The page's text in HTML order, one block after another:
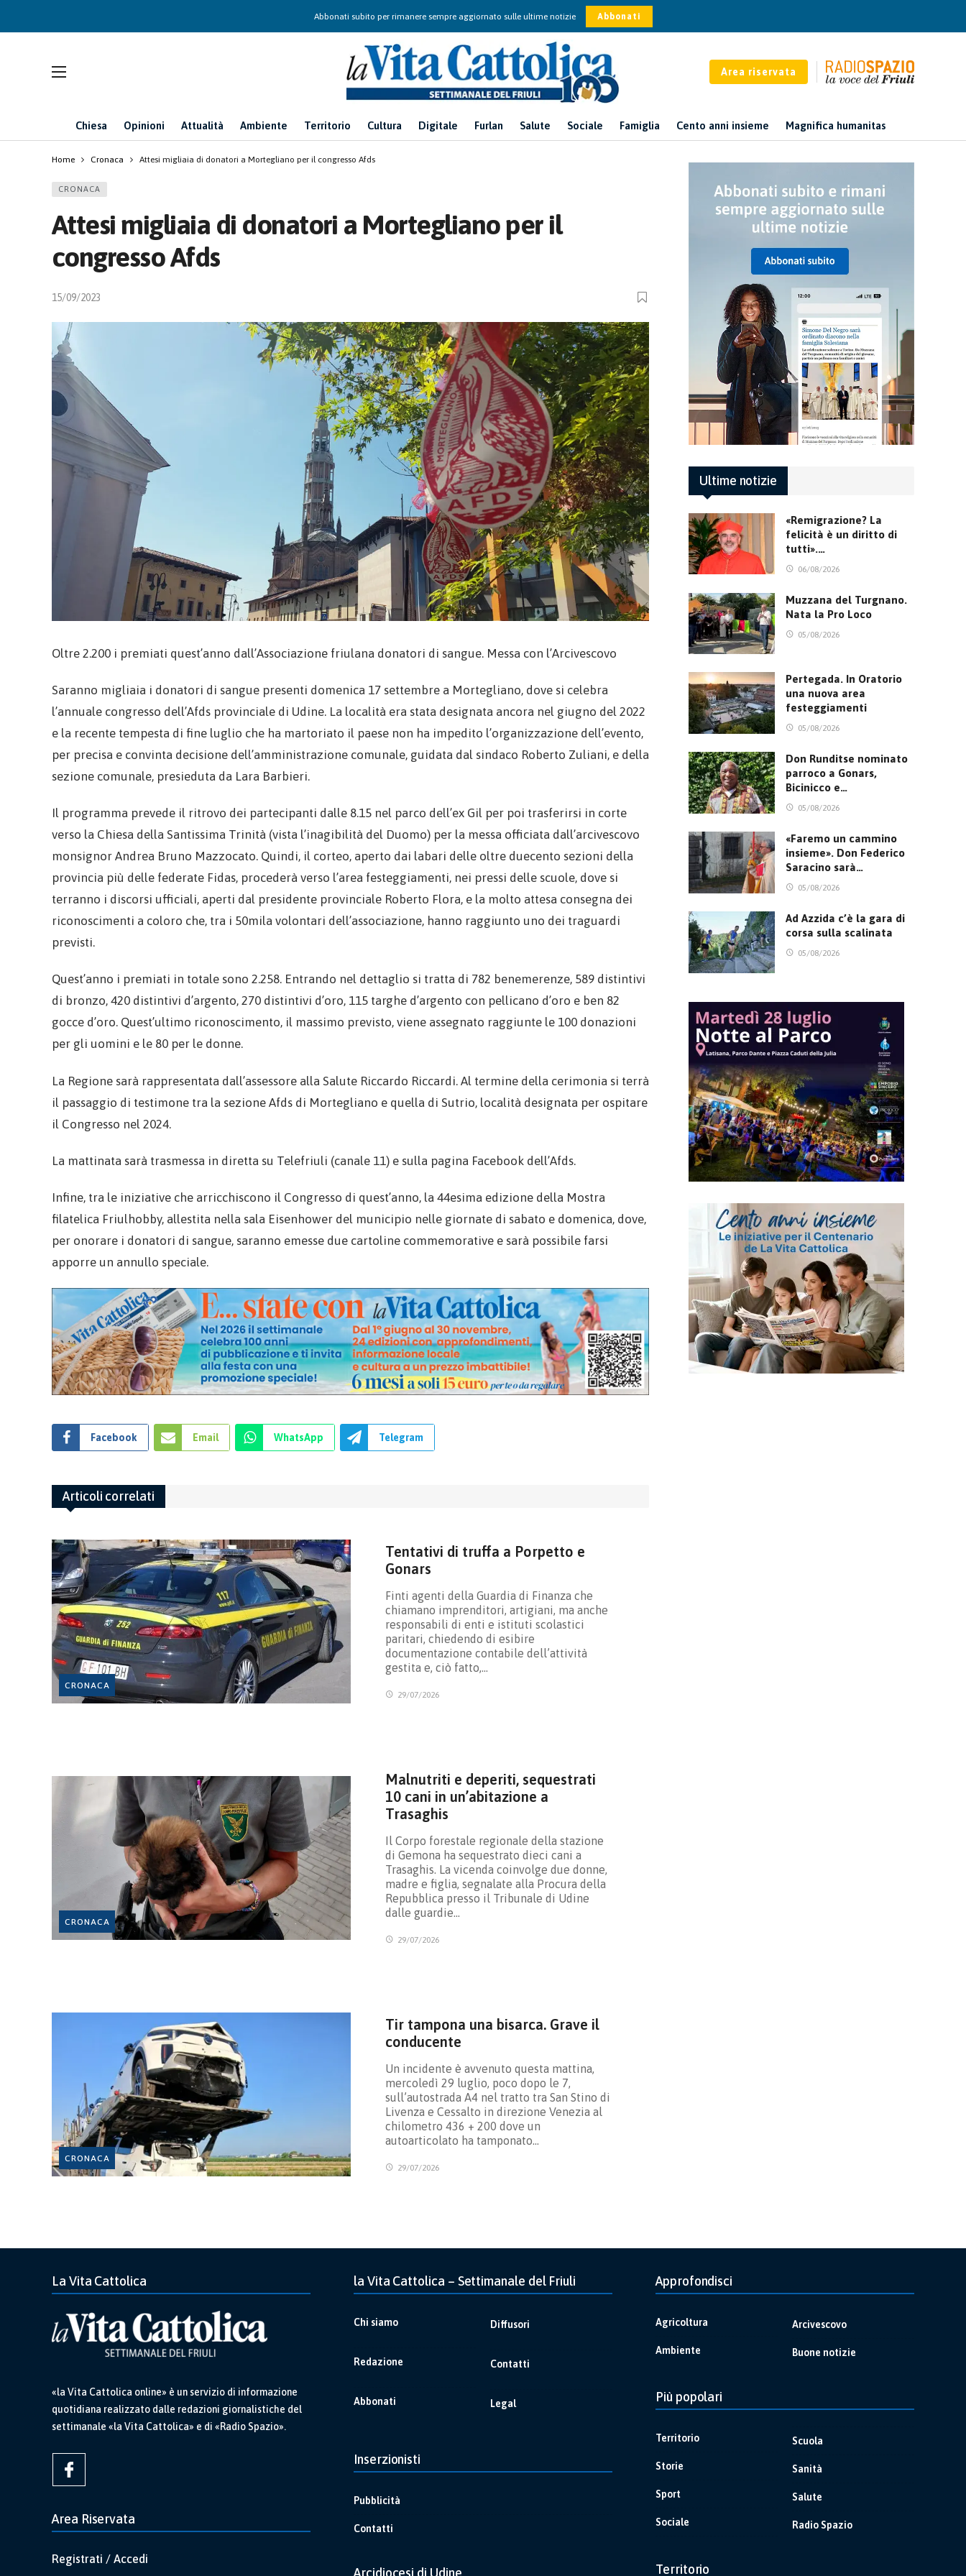
Abbonati subito per rimanere sempre aggiornato sulle ultime notizie Abbonati
Area riservata
Chiesa Opinioni Attualità Ambiente Territorio Cultura Digitale Furlan Salute Sociale Famiglia Cento anni insieme Magnifica humanitas
Home Cronaca Attesi migliaia di donatori a Mortegliano per il congresso Afds
CRONACA
Attesi migliaia di donatori a Mortegliano per il
congresso Afds
15/09/2023
Oltre 2.200 i premiati quest’anno dall’Associazione friulana donatori di sangue. Messa con l’Arcivescovo
Saranno migliaia i donatori di sangue presenti domenica 17 settembre a Mortegliano, dove si celebra
l’annuale congresso dell’Afds provinciale di Udine. La località era stata designata ancora nel giugno del 2022
e la recente tempesta di fine luglio che ha martoriato il paese non ha impedito l’organizzazione dell’evento,
per precisa e convinta decisione dell’amministrazione comunale, guidata dal sindaco Roberto Zuliani, e della
sezione comunale, presieduta da Lara Barbieri.
Il programma prevede il ritrovo dei partecipanti dalle 8.15 nel parco dell’ex Gil per poi trasferirsi in corte
verso la Chiesa della Santissima Trinità (vista l’inagibilità del Duomo) per la messa officiata dall’arcivescovo
monsignor Andrea Bruno Mazzocato. Quindi, il corteo, aperto dai labari delle oltre duecento sezioni della
provincia più delle federate Fidas, procederà verso l’area festeggiamenti, nei pressi delle scuole, dove si
terranno i discorsi ufficiali, aperti dal presidente provinciale Roberto Flora, e la molto attesa consegna dei
riconoscimenti a coloro che, tra i 50mila volontari dell’associazione, hanno raggiunto uno dei traguardi
previsti.
Quest’anno i premiati in totale sono 2.258. Entrando nel dettaglio si tratta di 782 benemerenze, 589 distintivi
di bronzo, 420 distintivi d’argento, 270 distintivi d’oro, 115 targhe d’argento con pellicano d’oro e ben 82
gocce d’oro. Quest’ultimo riconoscimento, il massimo previsto, viene assegnato raggiunte le 100 donazioni
per gli uomini e le 80 per le donne.
La Regione sarà rappresentata dall’assessore alla Salute Riccardo Riccardi. Al termine della cerimonia si terrà
il passaggio di testimone tra la sezione Afds di Mortegliano e quella di Sutrio, località designata per ospitare
il Congresso nel 2024.
La mattinata sarà trasmessa in diretta su Telefriuli (canale 11) e sulla pagina Facebook dell’Afds.
Infine, tra le iniziative che arricchiscono il Congresso di quest’anno, la 44esima edizione della Mostra
filatelica Friulhobby, allestita nella sala Eisenhower del municipio nelle giornate di sabato e domenica, dove,
per onorare i donatori di sangue, saranno emesse due cartoline commemorative e sarà possibile farsi
apporre un annullo speciale.
Facebook Email WhatsApp Telegram
Articoli correlati
CRONACA
Tentativi di truffa a Porpetto e
Gonars
Finti agenti della Guardia di Finanza che
chiamano imprenditori, artigiani, ma anche
responsabili di enti e istituti scolastici
paritari, chiedendo di esibire
documentazione contabile dell’attività
gestita e, ciò fatto,…
29/07/2026
CRONACA
Malnutriti e deperiti, sequestrati
10 cani in un’abitazione a
Trasaghis
Il Corpo forestale regionale della stazione
di Gemona ha sequestrato dieci cani a
Trasaghis. La vicenda coinvolge due donne,
madre e figlia, segnalate alla Procura della
Repubblica presso il Tribunale di Udine
dalle guardie…
29/07/2026
CRONACA
Tir tampona una bisarca. Grave il
conducente
Un incidente è avvenuto questa mattina,
mercoledì 29 luglio, poco dopo le 7,
sull’autostrada A4 nel tratto tra San Stino di
Livenza e Cessalto in direzione Venezia al
chilometro 436 + 200 dove un
autoarticolato ha tamponato…
29/07/2026
Ultime notizie
«Remigrazione? La
felicità è un diritto di
tutti».…
06/08/2026
Muzzana del Turgnano.
Nata la Pro Loco
05/08/2026
Pertegada. In Oratorio
una nuova area
festeggiamenti
05/08/2026
Don Runditse nominato
parroco a Gonars,
Bicinicco e…
05/08/2026
«Faremo un cammino
insieme». Don Federico
Saracino sarà…
05/08/2026
Ad Azzida c’è la gara di
corsa sulla scalinata
05/08/2026
La Vita Cattolica
«la Vita Cattolica online» è un servizio di informazione
quotidiana realizzato dalle redazioni giornalistiche del
settimanale «la Vita Cattolica» e di «Radio Spazio».
Area Riservata
Registrati / Accedi
la Vita Cattolica – Settimanale del Friuli
Chi siamo
Redazione
Abbonati
Diffusori
Contatti
Legal
Inserzionisti
Pubblicità
Contatti
Arcidiocesi di Udine
Approfondisci
Agricoltura
Ambiente
Arcivescovo
Buone notizie
Più popolari
Territorio
Storie
Sport
Sociale
Scuola
Sanità
Salute
Radio Spazio
Territorio